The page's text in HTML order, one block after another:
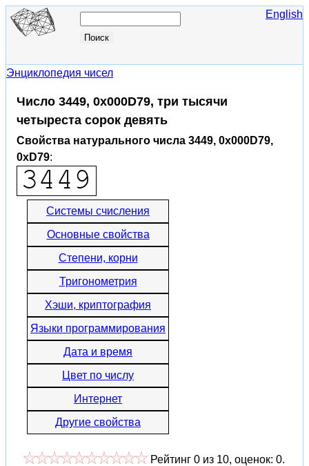
English
Энциклопедия чисел
Число 3449, 0x000D79, три тысячи
четыреста сорок девять
Свойства натурального числа 3449, 0x000D79,
0xD79:
Системы счисления
Основные свойства
Степени, корни
Тригонометрия
Хэши, криптография
Языки программирования
Дата и время
Цвет по числу
Интернет
Другие свойства
Рейтинг 0 из 10, оценок: 0.